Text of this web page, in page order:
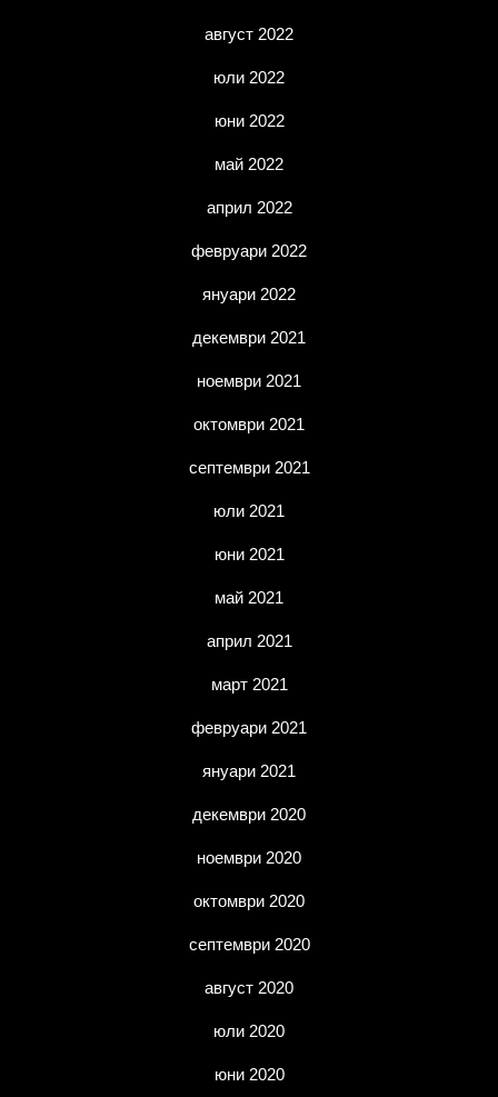
август 2022
юли 2022
юни 2022
май 2022
април 2022
февруари 2022
януари 2022
декември 2021
ноември 2021
октомври 2021
септември 2021
юли 2021
юни 2021
май 2021
април 2021
март 2021
февруари 2021
януари 2021
декември 2020
ноември 2020
октомври 2020
септември 2020
август 2020
юли 2020
юни 2020